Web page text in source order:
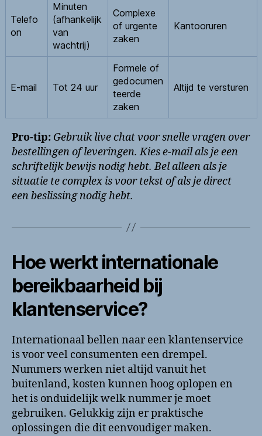
Telefo
on
Minuten
(afhankelijk
van
wachtrij)
Complexe
of urgente
zaken
Kantooruren
E-mail Tot 24 uur
Formele of
gedocumen
teerde
zaken
Altijd te versturen
Pro-tip: Gebruik live chat voor snelle vragen over
bestellingen of leveringen. Kies e-mail als je een
schriftelijk bewijs nodig hebt. Bel alleen als je
situatie te complex is voor tekst of als je direct
een beslissing nodig hebt.
Hoe werkt internationale
bereikbaarheid bij
klantenservice?
Internationaal bellen naar een klantenservice
is voor veel consumenten een drempel.
Nummers werken niet altijd vanuit het
buitenland, kosten kunnen hoog oplopen en
het is onduidelijk welk nummer je moet
gebruiken. Gelukkig zijn er praktische
oplossingen die dit eenvoudiger maken.